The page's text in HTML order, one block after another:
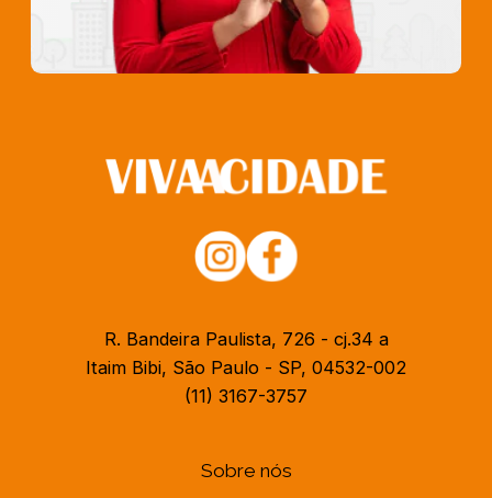
R. Bandeira Paulista, 726 - cj.34 a
Itaim Bibi, São Paulo - SP, 04532-002
(11) 3167-3757
Sobre nós